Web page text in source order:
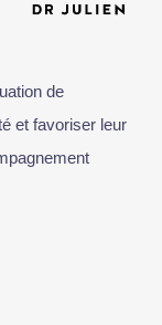
de
et favoriser leur